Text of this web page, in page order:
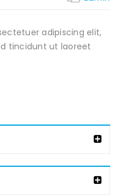
adipiscing elit,
tincidunt ut laoreet